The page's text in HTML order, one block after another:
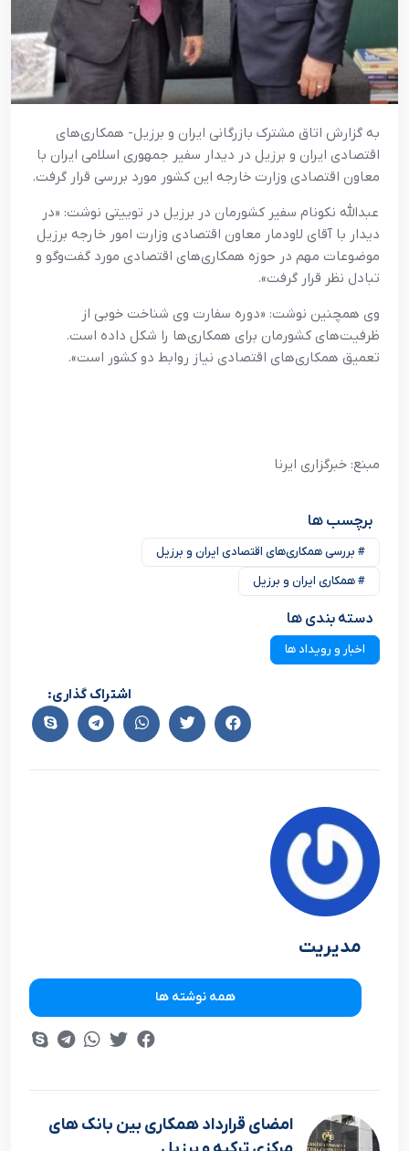
به گزارش اتاق مشترک بازرگانی ایران و برزیل- همکاری‌های
اقتصادی ایران و برزیل در دیدار سفیر جمهوری اسلامی ایران با
معاون اقتصادی وزارت خارجه این کشور مورد بررسی قرار گرفت.
عبدالله نکونام سفیر کشورمان در برزیل در توییتی نوشت: «در
دیدار با آقای لاودمار معاون اقتصادی وزارت امور خارجه برزیل
موضوعات مهم در حوزه همکاری‌های اقتصادی مورد گفت‌وگو و
تبادل نظر قرار گرفت».
وی همچنین نوشت: «دوره سفارت وی شناخت خوبی از
ظرفیت‌های کشورمان برای همکاری‌ها را شکل داده است.
تعمیق همکاری‌های اقتصادی نیاز روابط دو کشور است».
مبنع: خبرگزاری ایرنا
برچسب ها
# بررسی همکاری‌های اقتصادی ایران و برزیل
# همکاری ایران و برزیل
دسته بندی ها
اخبار و رویداد ها
اشتراک گذاری:
مدیریت
همه نوشته ها
امضای قرارداد همکاری بین بانک های